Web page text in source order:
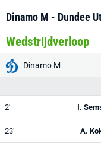
Dinamo M - Dundee
Wedstrijdverloop
Dinamo M
2' I.
23' A.